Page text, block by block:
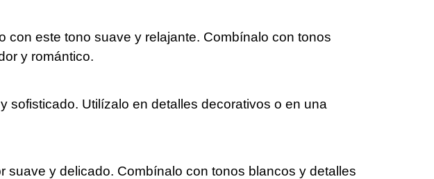
con este tono suave y relajante. Combínalo con tonos
y romántico.
sofisticado. Utilízalo en detalles decorativos o en una
y delicado. Combínalo con tonos blancos y detalles